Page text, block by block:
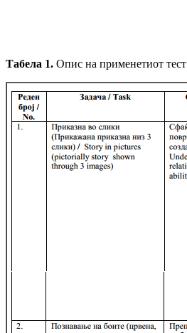
Табела 1. Oпис на применетиот тест